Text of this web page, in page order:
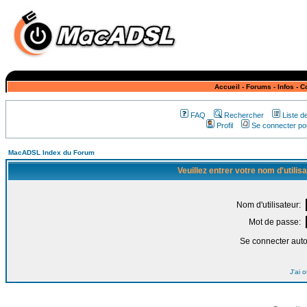
Accueil - Forums - Infos -
FAQ Rechercher
Liste
Profil
Se connecter
MacADSL Index du Forum
Veuillez entrer votre nom
Nom d'utilisateur:
Mot de passe:
Se connecter
J'ai